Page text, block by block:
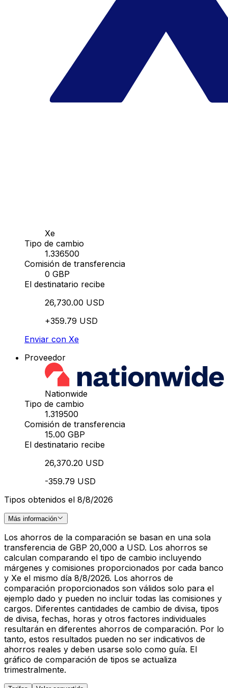
Xe
Tipo de cambio
1.336500
Comisión de transferencia
0 GBP
El destinatario recibe
26,730.00 USD
+359.79 USD
Enviar con Xe
Proveedor
Nationwide
Tipo de cambio
1.319500
Comisión de transferencia
15.00 GBP
El destinatario recibe
26,370.20 USD
-359.79 USD
Tipos obtenidos el 8/8/2026
Más información
Los ahorros de la comparación se basan en una sola
transferencia de GBP 20,000 a USD. Los ahorros se
calculan comparando el tipo de cambio incluyendo
márgenes y comisiones proporcionados por cada banco
y Xe el mismo día 8/8/2026. Los ahorros de
comparación proporcionados son válidos solo para el
ejemplo dado y pueden no incluir todas las comisiones y
cargos. Diferentes cantidades de cambio de divisa, tipos
de divisa, fechas, horas y otros factores individuales
resultarán en diferentes ahorros de comparación. Por lo
tanto, estos resultados pueden no ser indicativos de
ahorros reales y deben usarse solo como guía. El
gráfico de comparación de tipos se actualiza
trimestralmente.